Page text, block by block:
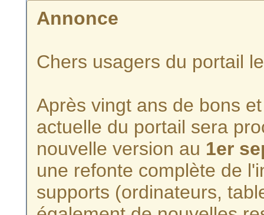
Annonce
Chers usagers du portail
Après vingt ans de bons
actuelle du portail sera
nouvelle version au 1er
une refonte complète de
supports (ordinateurs,